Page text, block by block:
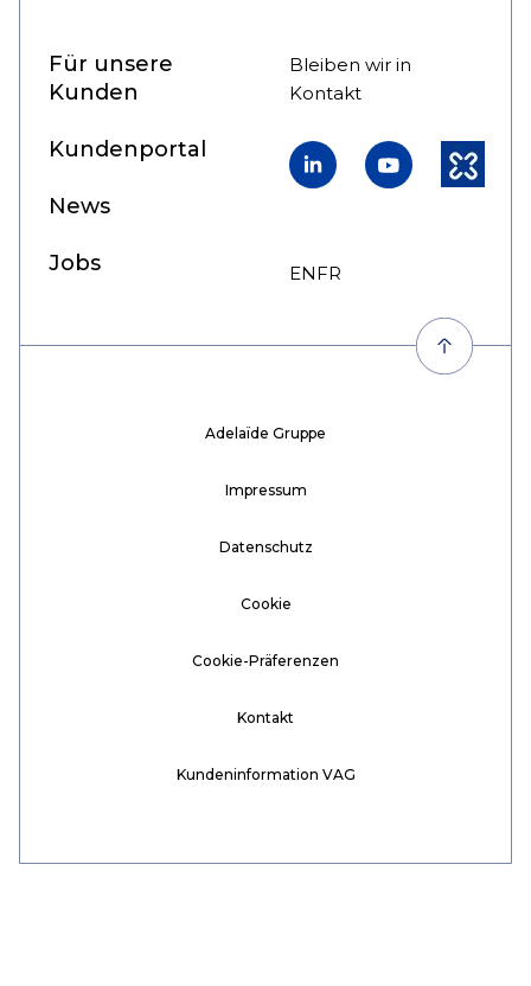
Für unsere
Kunden
Kundenportal
News
Jobs
Bleiben wir in
Kontakt
LinkedInYouTubeKununu
DE
ENFR
Adelaïde Gruppe
Impressum
Datenschutz
Cookie
Cookie-Präferenzen
Kontakt
Kundeninformation VAG